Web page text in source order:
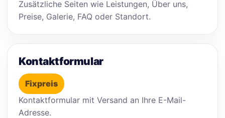
Zusätzliche Seiten wie Leistungen, Über uns,
Preise, Galerie, FAQ oder Standort.
Kontaktformular
Fixpreis
Kontaktformular mit Versand an Ihre E-Mail-
Adresse.